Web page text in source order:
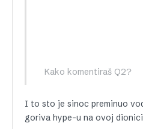
Kako komentiraš Q2?
I to sto je sinoc preminuo
goriva hype-u na ovoj